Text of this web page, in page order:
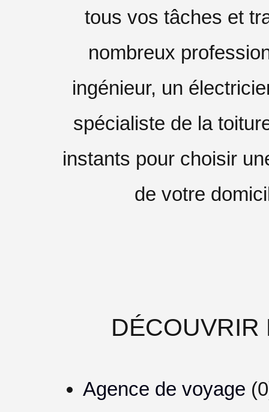
tous vos tâches et
nombreux
ingénieur, un
spécialiste de la
instants pour choisir
de votre
DÉCOUVRIR
Agence de voyage